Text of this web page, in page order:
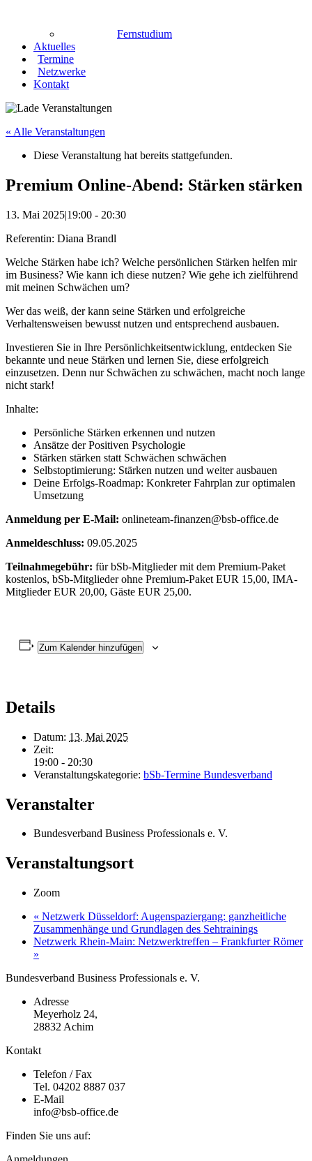
Fernstudium
Aktuelles
Termine
Netzwerke
Kontakt
« Alle Veranstaltungen
Diese Veranstaltung hat bereits stattgefunden.
Premium Online-Abend: Stärken stärken
13. Mai 2025|19:00 - 20:30
Referentin: Diana Brandl
Welche Stärken habe ich? Welche persönlichen Stärken helfen mir
im Business? Wie kann ich diese nutzen? Wie gehe ich zielführend
mit meinen Schwächen um?
Wer das weiß, der kann seine Stärken und erfolgreiche
Verhaltensweisen bewusst nutzen und entsprechend ausbauen.
Investieren Sie in Ihre Persönlichkeitsentwicklung, entdecken Sie
bekannte und neue Stärken und lernen Sie, diese erfolgreich
einzusetzen. Denn nur Schwächen zu schwächen, macht noch lange
nicht stark!
Inhalte:
Persönliche Stärken erkennen und nutzen
Ansätze der Positiven Psychologie
Stärken stärken statt Schwächen schwächen
Selbstoptimierung: Stärken nutzen und weiter ausbauen
Deine Erfolgs-Roadmap: Konkreter Fahrplan zur optimalen
Umsetzung
Anmeldung per E-Mail: onlineteam-finanzen@bsb-office.de
Anmeldeschluss: 09.05.2025
Teilnahmegebühr: für bSb-Mitglieder mit dem Premium-Paket
kostenlos, bSb-Mitglieder ohne Premium-Paket EUR 15,00, IMA-
Mitglieder EUR 20,00, Gäste EUR 25,00.
Zum Kalender hinzufügen
Details
Datum: 13. Mai 2025
Zeit:
19:00 - 20:30
Veranstaltungskategorie: bSb-Termine Bundesverband
Veranstalter
Bundesverband Business Professionals e. V.
Veranstaltungsort
Zoom
« Netzwerk Düsseldorf: Augenspaziergang: ganzheitliche
Zusammenhänge und Grundlagen des Sehtrainings
Netzwerk Rhein-Main: Netzwerktreffen – Frankfurter Römer
»
Bundesverband Business Professionals e. V.
Adresse
Meyerholz 24,
28832 Achim
Kontakt
Telefon / Fax
Tel. 04202 8887 037
E-Mail
info@bsb-office.de
Finden Sie uns auf: